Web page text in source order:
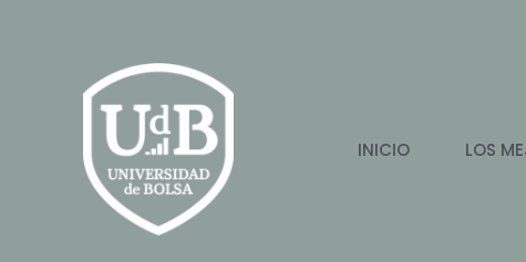
contenido
INICIO LOS